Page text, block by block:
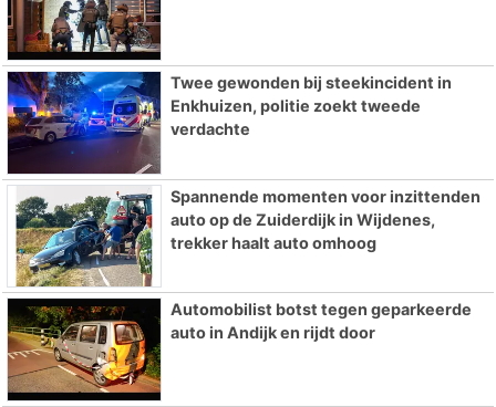
Twee gewonden bij steekincident in
Enkhuizen, politie zoekt tweede
verdachte
Spannende momenten voor inzittenden
auto op de Zuiderdijk in Wijdenes,
trekker haalt auto omhoog
Automobilist botst tegen geparkeerde
auto in Andijk en rijdt door